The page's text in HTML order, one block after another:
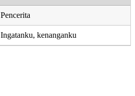
Pencerita
Ingatanku, kenanganku